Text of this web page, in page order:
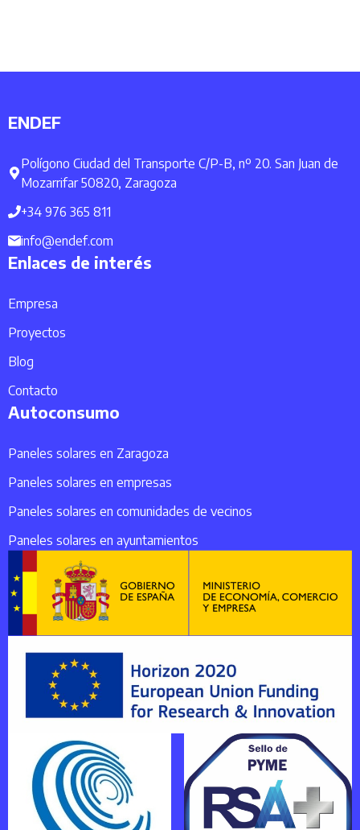
ENDEF
Polígono Ciudad del Transporte C/P-B, nº 20. San Juan de
Mozarrifar 50820, Zaragoza
+34 976 365 811
info@endef.com
Enlaces de interés
Empresa
Proyectos
Blog
Contacto
Autoconsumo
Paneles solares en Zaragoza
Paneles solares en empresas
Paneles solares en comunidades de vecinos
Paneles solares en ayuntamientos